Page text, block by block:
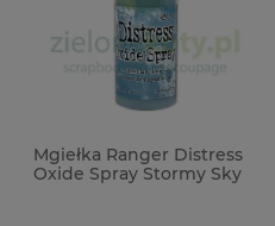
Mgiełka Ranger Distress
Oxide Spray Stormy Sky